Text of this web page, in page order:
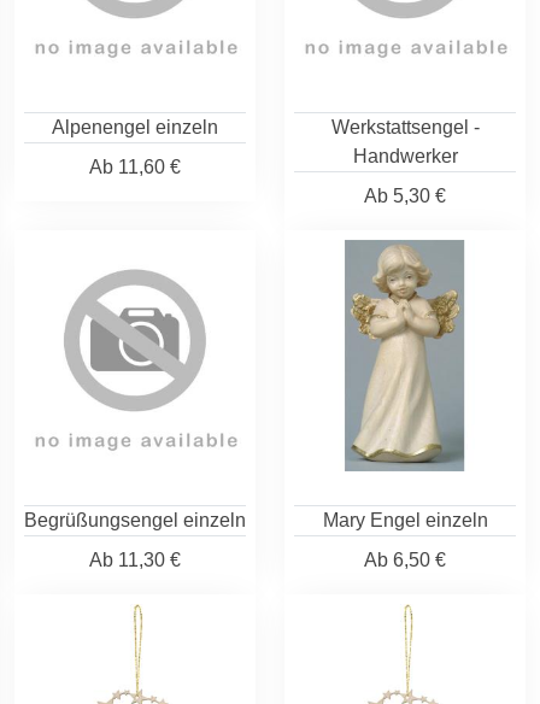
Alpenengel einzeln
Ab 11,60 €
Werkstattsengel -
Handwerker
Ab 5,30 €
Begrüßungsengel einzeln
Ab 11,30 €
Mary Engel einzeln
Ab 6,50 €